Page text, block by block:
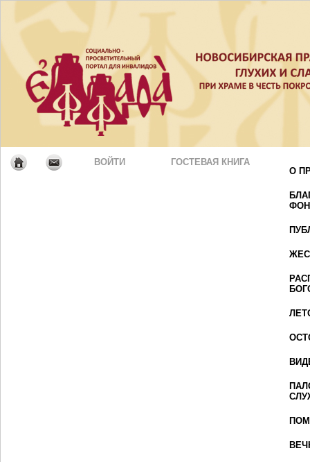
ВОЙТИ
ГОСТЕВАЯ КНИГА
О